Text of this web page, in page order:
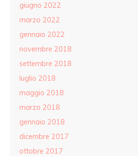
giugno 2022
marzo 2022
gennaio 2022
novembre 2018
settembre 2018
luglio 2018
maggio 2018
marzo 2018
gennaio 2018
dicembre 2017
ottobre 2017